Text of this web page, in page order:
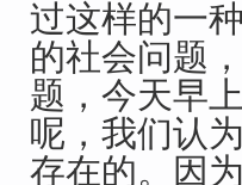
过这样的一
的社会问题
题，今天早
呢，我们认
存在的。因